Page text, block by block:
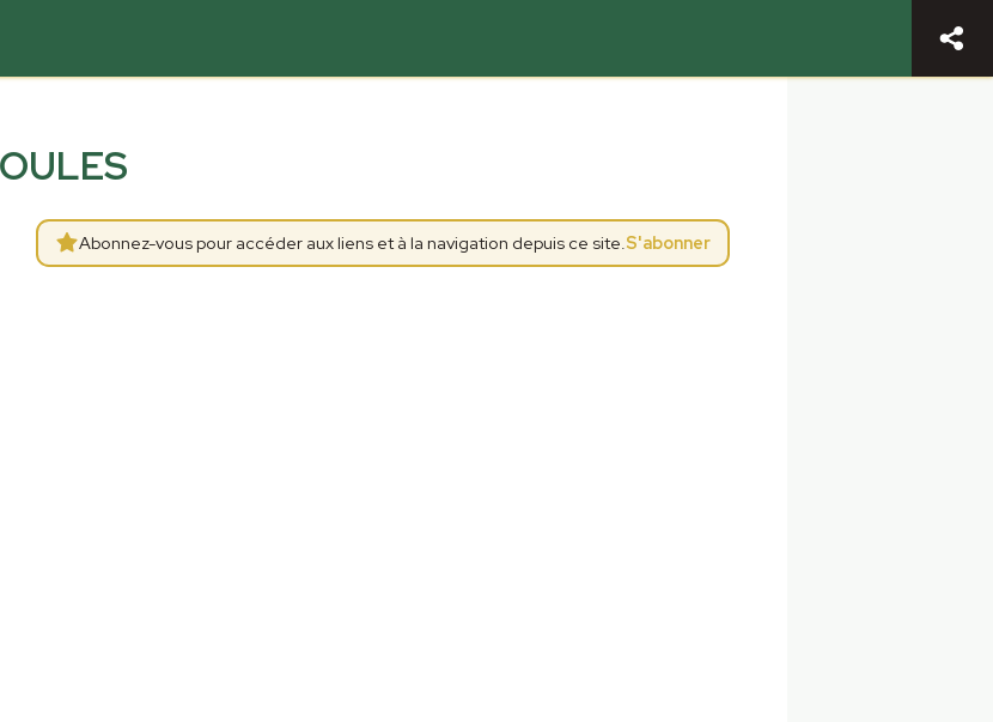
Abonnez-vous pour accéder aux liens et à la navigation depuis ce site.S'abonner